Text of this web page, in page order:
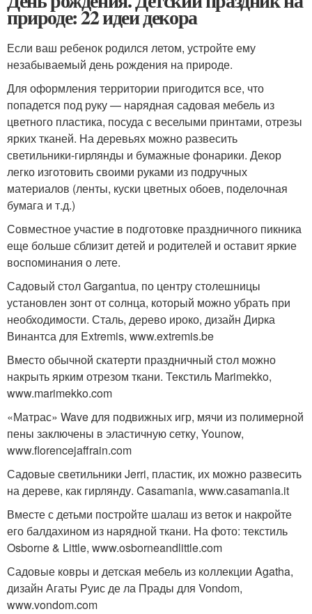
природе: 22 идеи декора
Если ваш ребенок родился летом, устройте ему
незабываемый день рождения на природе.
Для оформления территории пригодится все, что
попадется под руку — нарядная садовая мебель из
цветного пластика, посуда с веселыми принтами, отрезы
ярких тканей. На деревьях можно развесить
светильники-гирлянды и бумажные фонарики. Декор
легко изготовить своими руками из подручных
материалов (ленты, куски цветных обоев, поделочная
бумага и т.д.)
Совместное участие в подготовке праздничного пикника
еще больше сблизит детей и родителей и оставит яркие
воспоминания о лете.
Садовый стол Gargantua, по центру столешницы
установлен зонт от солнца, который можно убрать при
необходимости. Сталь, дерево ироко, дизайн Дирка
Винантса для Extremis, www.extremis.be
Вместо обычной скатерти праздничный стол можно
накрыть ярким отрезом ткани. Текстиль Marimekko,
www.marimekko.com
«Матрас» Wave для подвижных игр, мячи из полимерной
пены заключены в эластичную сетку, Younow,
www.florencejaffrain.com
Садовые светильники Jerri, пластик, их можно развесить
на дереве, как гирлянду. Casamania, www.casamania.it
Вместе с детьми постройте шалаш из веток и накройте
его балдахином из нарядной ткани. На фото: текстиль
Osborne & Little, www.osborneandlittle.com
Садовые ковры и детская мебель из коллекции Agatha,
дизайн Агаты Руис де ла Прады для Vondom,
www.vondom.com